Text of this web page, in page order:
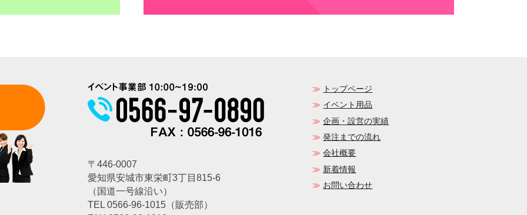
トップページ
イベント用品
企画・設営の実績
発注までの流れ
会社概要
新着情報
お問い合わせ
〒446-0007
愛知県安城市東栄町3丁目815-6
（国道一号線沿い）
TEL 0566-96-1015 （販売部）